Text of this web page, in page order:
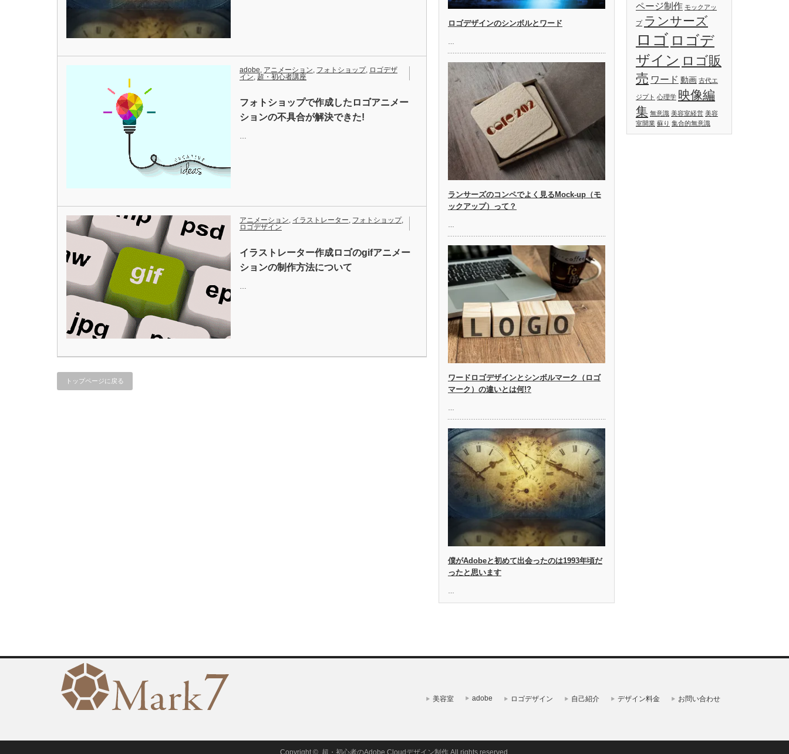
adobe, アニメーション, フォトショップ, ロゴデザ
イン, 超・初心者講座
フォトショップで作成したロゴアニメー
ションの不具合が解決できた!
…
アニメーション, イラストレーター, フォトショップ,
ロゴデザイン
イラストレーター作成ロゴのgifアニメー
ションの制作方法について
…
トップページに戻る
ロゴデザインのシンボルとワード
ランサーズのコンペでよく見るMock-up（モ
ックアップ）って？
ワードロゴデザインとシンボルマーク（ロゴ
マーク）の違いとは何!?
僕がAdobeと初めて出会ったのは1993年頃だ
ったと思います
ページ制作 モックアッ
プ ランサーズ
ロゴ ロゴデ
ザイン ロゴ販
売 ワード 動画 古代エ
ジプト 心理学 映像編
集 無意識 美容室経営 美容
室開業 蘇り 集合的無意識
美容室 adobe ロゴデザイン 自己紹介 デザイン料金 お問い合わせ
Copyright © 超・初心者のAdobe Cloudデザイン制作All rights reserved.